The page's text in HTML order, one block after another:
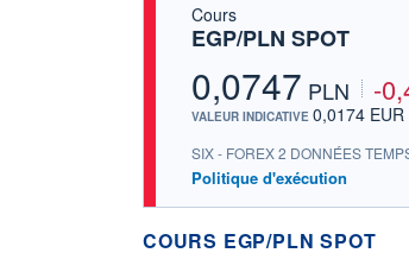
Cours
EGP/PLN SPOT
0,0747 PLN -
VALEUR INDICATIVE 0,0174 EUR
SIX - FOREX 2 DONNÉES
Politique d'exécution
COURS EGP/PLN SPOT